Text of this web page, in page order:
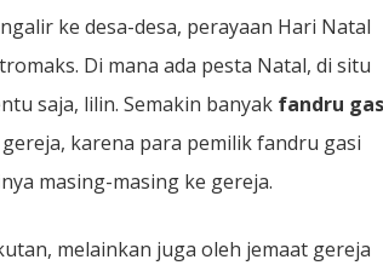
ke desa-desa, perayaan Hari Natal
Di mana ada pesta Natal, di situ
saja, lilin. Semakin banyak fandru gas
karena para pemilik fandru gasi
nya masing-masing ke gereja.
melainkan juga oleh jemaat gereja